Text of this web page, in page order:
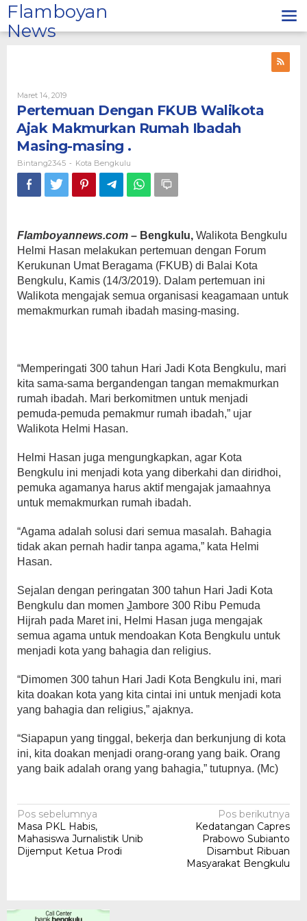
Lewati
ke
konten
Flamboyan
News
Maret 14, 2019Oleh
Bintang2345
Pertemuan Dengan FKUB Walikota
Ajak Makmurkan Rumah Ibadah
Masing-masing .
Bintang2345 - Kota Bengkulu
Flamboyannews.com – Bengkulu, Walikota Bengkulu
Helmi Hasan melakukan pertemuan dengan Forum
Kerukunan Umat Beragama (FKUB) di Balai Kota
Bengkulu, Kamis (14/3/2019). Dalam pertemuan ini
Walikota mengajak semua organisasi keagamaan untuk
memakmurkan rumah ibadah masing-masing.
“Memperingati 300 tahun Hari Jadi Kota Bengkulu, mari
kita sama-sama bergandengan tangan memakmurkan
rumah ibadah. Mari berkomitmen untuk menjadi
pemuda-pemuda pemakmur rumah ibadah,” ujar
Walikota Helmi Hasan.
Helmi Hasan juga mengungkapkan, agar Kota
Bengkulu ini menjadi kota yang diberkahi dan diridhoi,
pemuka agamanya harus aktif mengajak jamaahnya
untuk memakmurkan rumah ibadah.
“Agama adalah solusi dari semua masalah. Bahagia
tidak akan pernah hadir tanpa agama,” kata Helmi
Hasan.
Sejalan dengan peringatan 300 tahun Hari Jadi Kota
Bengkulu dan momen Jambore 300 Ribu Pemuda
Hijrah pada Maret ini, Helmi Hasan juga mengajak
semua agama untuk mendoakan Kota Bengkulu untuk
menjadi kota yang bahagia dan religius.
“Dimomen 300 tahun Hari Jadi Kota Bengkulu ini, mari
kita doakan kota yang kita cintai ini untuk menjadi kota
yang bahagia dan religius,” ajaknya.
“Siapapun yang tinggal, bekerja dan berkunjung di kota
ini, kita doakan menjadi orang-orang yang baik. Orang
yang baik adalah orang yang bahagia,” tutupnya. (Mc)
Navigasi
pos
Pos sebelumnya
Masa PKL Habis,
Mahasiswa Jurnalistik Unib
Dijemput Ketua Prodi
Pos berikutnya
Kedatangan Capres
Prabowo Subianto
Disambut Ribuan
Masyarakat Bengkulu